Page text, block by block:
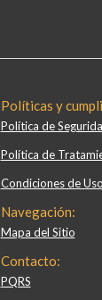
Políticas y
Política de
Política de
Condiciones de Uso
Navegación:
Mapa del Sitio
Contacto:
PQRS